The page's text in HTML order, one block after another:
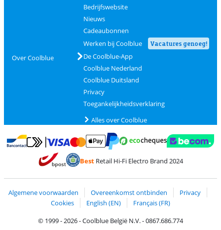
Over Coolblue
Bedrijfswebsite
Nieuws
Cadeaubonnen
Werken bij Coolblue
Vacatures genoeg!
De Coolblue-App
Coolblue Nederland
Coolblue Duitsland
Privacy
Toegankelijkheidsverklaring
Alles over Coolblue
Betalen met Bancontact
Betalen met MasterCard en Visa via ClickToPay
Betalen met PayPal
BestRetail Hi-Fi Electro Brand 2024
Algemene voorwaarden Overeenkomst ontbinden
Privacy
Cookies
English (EN)
Français (FR)
© 1999 - 2026 - Coolblue België N.V. - 0867.686.774